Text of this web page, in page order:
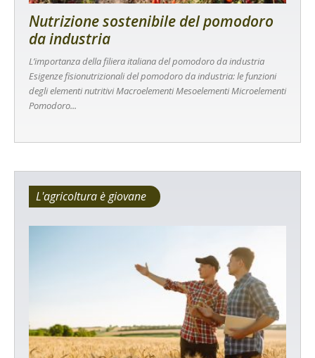
Nutrizione sostenibile del pomodoro
da industria
L’importanza della filiera italiana del pomodoro da industria
Esigenze fisionutrizionali del pomodoro da industria: le funzioni
degli elementi nutritivi Macroelementi Mesoelementi Microelementi
Pomodoro...
L'agricoltura è giovane